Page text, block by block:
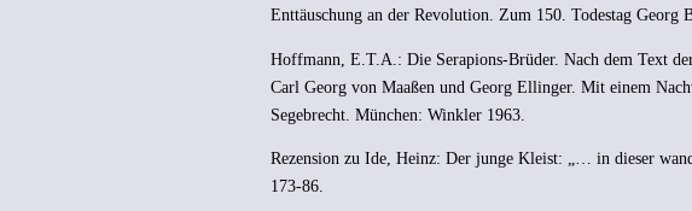
Enttäuschung an der Revolution. Zum 150. Todestag
Hoffmann, E.T.A.: Die Serapions-Brüder. Nach dem Text
Carl Georg von Maaßen und Georg Ellinger. Mit einem
Segebrecht. München: Winkler 1963.
Rezension zu Ide, Heinz: Der junge Kleist: „… in dieser
173-86.